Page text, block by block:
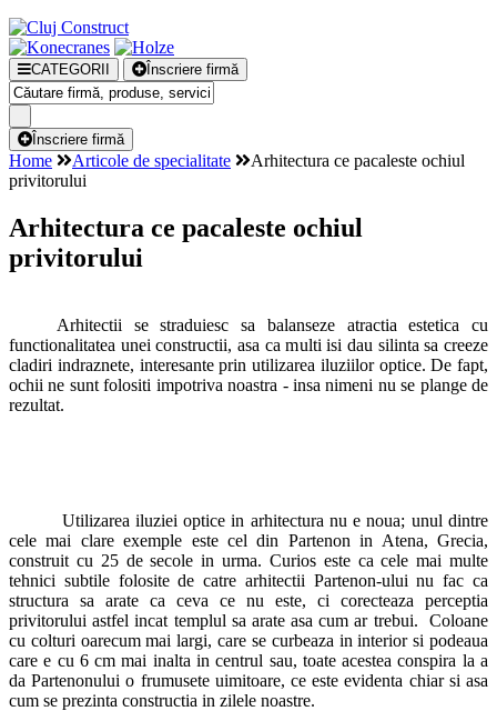
CATEGORII Înscriere firmă
Înscriere firmă
Home Articole de specialitate
Arhitectura ce pacaleste ochiul
privitorului
Arhitectura ce pacaleste ochiul
privitorului
Arhitectii se straduiesc sa balanseze atractia estetica cu
functionalitatea unei constructii, asa ca multi isi dau silinta sa creeze
cladiri indraznete, interesante prin utilizarea iluziilor optice. De fapt,
ochii ne sunt folositi impotriva noastra - insa nimeni nu se plange de
rezultat.
Utilizarea iluziei optice in arhitectura nu e noua; unul dintre
cele mai clare exemple este cel din Partenon in Atena, Grecia,
construit cu 25 de secole in urma. Curios este ca cele mai multe
tehnici subtile folosite de catre arhitectii Partenon-ului nu fac ca
structura sa arate ca ceva ce nu este, ci corecteaza perceptia
privitorului astfel incat templul sa arate asa cum ar trebui. Coloane
cu colturi oarecum mai largi, care se curbeaza in interior si podeaua
care e cu 6 cm mai inalta in centrul sau, toate acestea conspira la a
da Partenonului o frumusete uimitoare, ce este evidenta chiar si asa
cum se prezinta constructia in zilele noastre.